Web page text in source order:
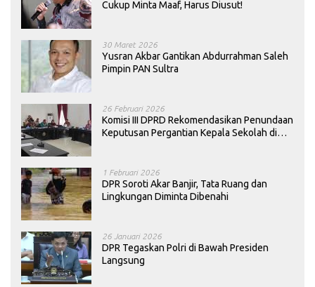
Cukup Minta Maaf, Harus Diusut!
30 Maret 2026
Yusran Akbar Gantikan Abdurrahman Saleh
Pimpin PAN Sultra
26 Februari 2026
Komisi III DPRD Rekomendasikan Penundaan
Keputusan Pergantian Kepala Sekolah di
1 Februari 2026
DPR Soroti Akar Banjir, Tata Ruang dan
Lingkungan Diminta Dibenahi
26 Januari 2026
DPR Tegaskan Polri di Bawah Presiden
Langsung